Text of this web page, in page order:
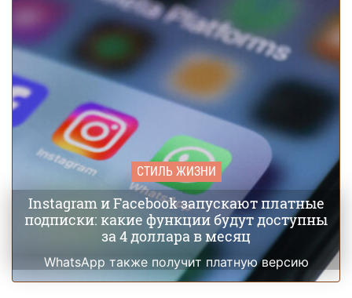
СТИЛЬ ЖИЗНИ
Instagram и Facebook запускают платные
подписки: какие функции будут доступны
за 4 доллара в месяц
WhatsApp также получит платную версию